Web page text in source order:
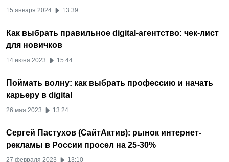
15 января 2024 13:39
Как выбрать правильное digital-агентство: чек-лист
для новичков
14 июня 2023 15:44
Поймать волну: как выбрать профессию и начать
карьеру в digital
26 мая 2023 13:24
Сергей Пастухов (СайтАктив): рынок интернет-
рекламы в России просел на 25-30%
27 февраля 2023 13:10